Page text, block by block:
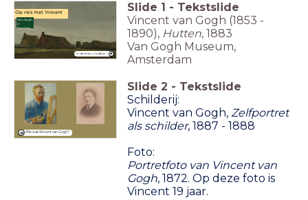
Op reis met Vincent
In deze les ontdek je ...
Van Gogh
in
Drenthe
Slide 1 - Tekstslide
Vincent van Gogh (1853 -
1890), Hutten, 1883
Van Gogh Museum,
Amsterdam
Wie was Vincent van Gogh?
Slide 2 - Tekstslide
Schilderij:
Vincent van Gogh, Zelfportret
als schilder, 1887 - 1888
Foto:
Portretfoto van Vincent van
Gogh, 1872. Op deze foto is
Vincent 19 jaar.